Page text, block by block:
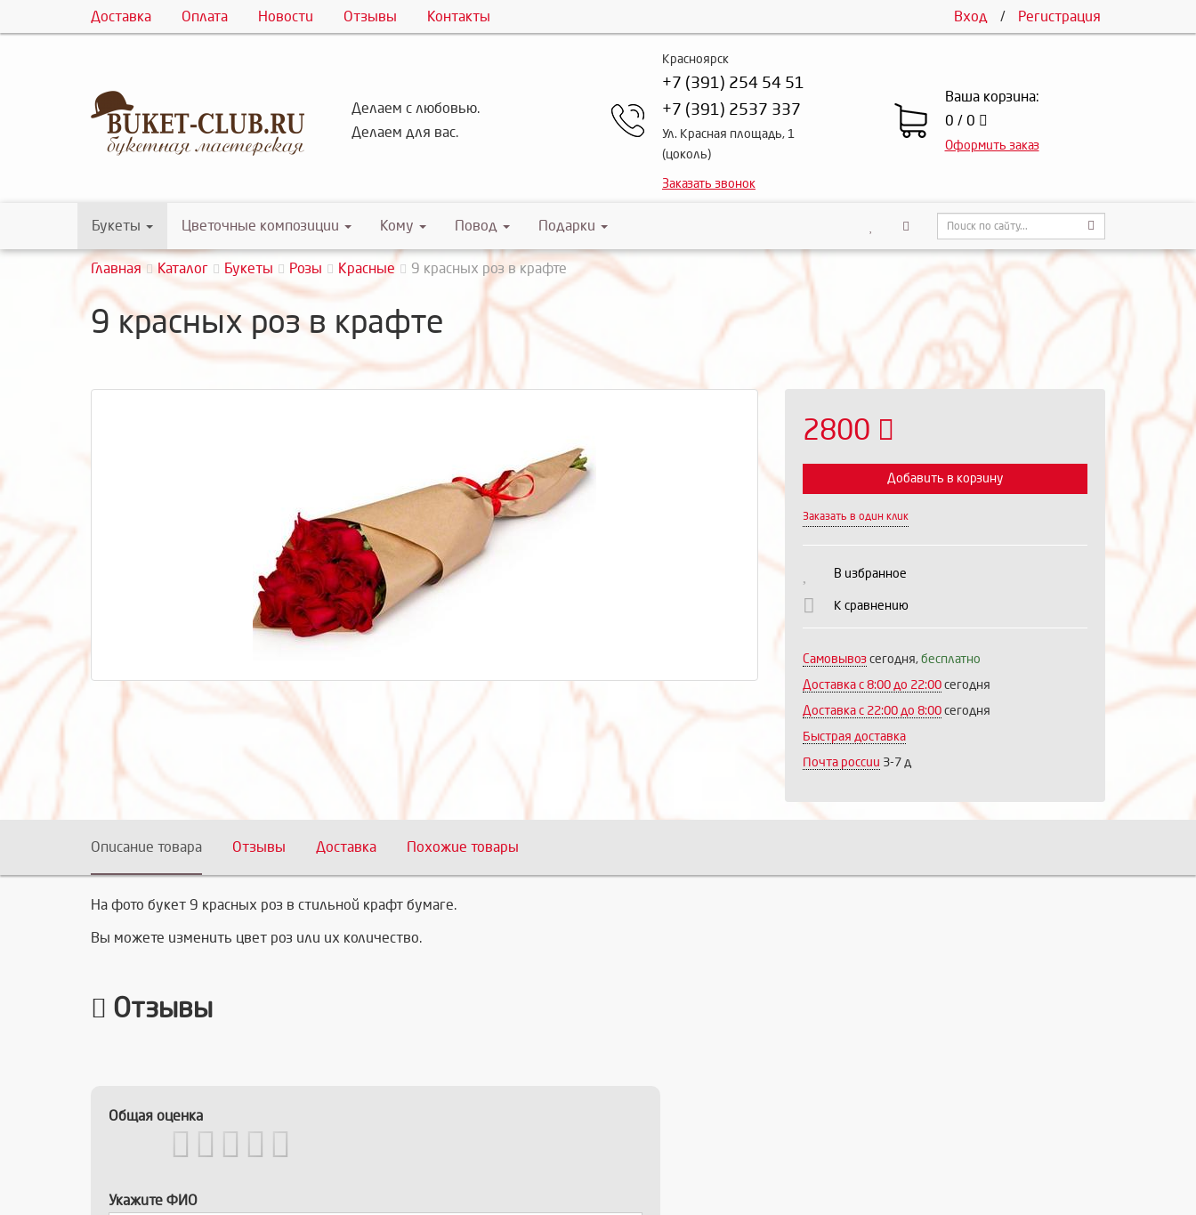
Доставка Оплата Новости Отзывы Контакты Вход / Регистрация
Делаем с любовью.
Делаем для вас.
Красноярск
+7 (391) 254 54 51
+7 (391) 2537 337
Ул. Красная площадь, 1
(цоколь)
Заказать звонок
Ваша корзина:
0 / 0
Оформить заказ
Букеты Цветочные композиции Кому Повод Подарки
Главная Каталог Букеты Розы Красные 9 красных роз в крафте
9 красных роз в крафте
2800
Выберите количество:
Продолжить Отмена
Добавить в корзину
Заказать в один клик
В избранное
К сравнению
Самовывоз сегодня, бесплатно
Доставка c 8:00 до 22:00 сегодня
Доставка с 22:00 до 8:00 сегодня
Быстрая доставка
Почта россии 3-7 д
Описание товара Отзывы Доставка Похожие товары
На фото букет 9 красных роз в стильной крафт бумаге.
Вы можете изменить цвет роз или их количество.
Отзывы
Общая оценка
Укажите ФИО